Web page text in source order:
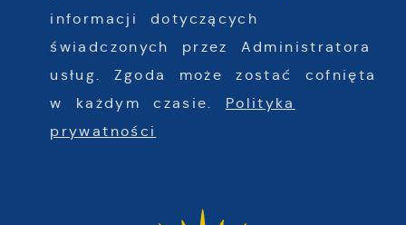
informacji dotyczących
świadczonych przez Administratora
usług. Zgoda może zostać cofnięta
w każdym czasie. Polityka
prywatności